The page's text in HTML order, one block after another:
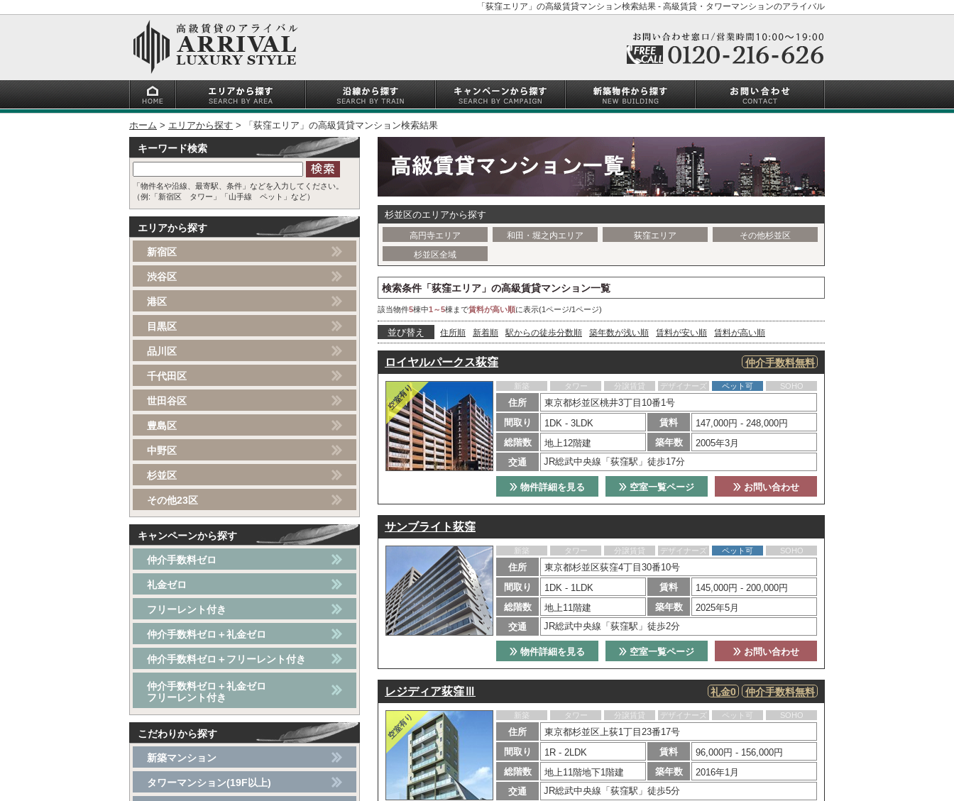
「荻窪エリア」の高級賃貸マンション検索結果 - 高級賃貸・タワーマンションのアライバル
ホーム エリアから探す 「荻窪エリア」の高級賃貸マンション検索結果
杉並区のエリアから探す
高円寺エリア 和田・堀之内エリア 荻窪エリア
その他杉並区
杉並区全域
検索条件「荻窪エリア」の高級賃貸マンション一覧
該当物件5棟中1～5棟まで賃料が高い順に表示(1ページ/1ページ)
並び替え 住所順 新着順 駅からの徒歩分数順 築年数が浅い順 賃料が安い順 賃料が高い順
ロイヤルパークス荻窪 仲介手数料無料
新築 タワー 分譲賃貸 デザイナーズ ペット可 SOHO
住所
東京都杉並区桃井3丁目10番1号
間取り
1DK - 3LDK 賃料
147,000円 - 248,000円
総階数
地上12階建 築年数
2005年3月
交通
JR総武中央線「荻窪駅」徒歩17分
お問い合わせ
空室一覧ページ
物件詳細を見る
サンブライト荻窪
新築 タワー 分譲賃貸 デザイナーズ ペット可 SOHO
住所
東京都杉並区荻窪4丁目30番10号
間取り
1DK - 1LDK 賃料
145,000円 - 200,000円
総階数
地上11階建 築年数
2025年5月
交通
JR総武中央線「荻窪駅」徒歩2分
お問い合わせ
空室一覧ページ
物件詳細を見る
レジディア荻窪Ⅲ 仲介手数料無料
礼金0
新築 タワー 分譲賃貸 デザイナーズ ペット可 SOHO
住所
東京都杉並区上荻1丁目23番17号
間取り
1R - 2LDK 賃料
96,000円 - 156,000円
総階数
地上11階地下1階建 築年数
2016年1月
交通
JR総武中央線「荻窪駅」徒歩5分
キーワード検索
「物件名や沿線、最寄駅、条件」などを入力してください。
（例:「新宿区 タワー」「山手線 ペット」など）
エリアから探す
新宿区
渋谷区
港区
目黒区
品川区
千代田区
世田谷区
豊島区
中野区
杉並区
その他23区
キャンペーンから探す
仲介手数料ゼロ
礼金ゼロ
フリーレント付き
仲介手数料ゼロ＋礼金ゼロ
仲介手数料ゼロ＋フリーレント付き
仲介手数料ゼロ＋礼金ゼロ
フリーレント付き
こだわりから探す
新築マンション
タワーマンション(19F以上)